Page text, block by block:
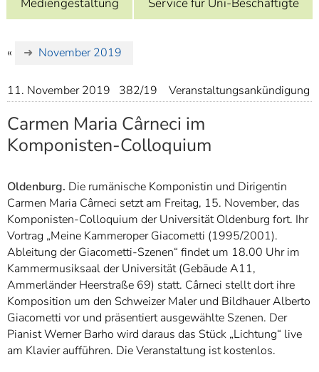
7]
Informationen zur
« November 2019
11. November 2019 382/19 Veranstaltungsankündigung
Carmen Maria Cârneci im
Komponisten-Colloquium
Oldenburg. Die rumänische Komponistin und Dirigentin
Carmen Maria Cârneci setzt am Freitag, 15. November, das
Komponisten-Colloquium der Universität Oldenburg fort. Ihr
Vortrag „Meine Kammeroper Giacometti (1995/2001).
Ableitung der Giacometti-Szenen“ findet um 18.00 Uhr im
Kammermusiksaal der Universität (Gebäude A11,
Ammerländer Heerstraße 69) statt. Cârneci stellt dort ihre
Komposition um den Schweizer Maler und Bildhauer Alberto
Giacometti vor und präsentiert ausgewählte Szenen. Der
Pianist Werner Barho wird daraus das Stück „Lichtung“ live
am Klavier aufführen. Die Veranstaltung ist kostenlos.